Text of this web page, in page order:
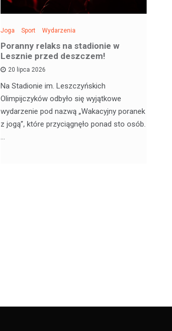
Joga Sport Wydarzenia
Poranny relaks na stadionie w
Lesznie przed deszczem!
20 lipca 2026
Na Stadionie im. Leszczyńskich
Olimpijczyków odbyło się wyjątkowe
wydarzenie pod nazwą „Wakacyjny poranek
z jogą”, które przyciągnęło ponad sto osób.
…